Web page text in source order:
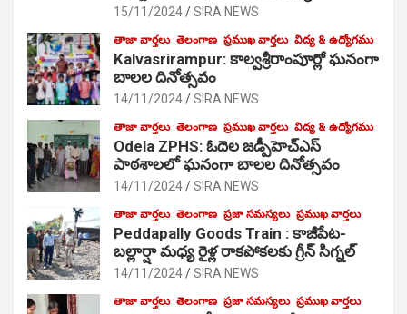
15/11/2024 SIRA NEWS
తాజా వార్తలు తెలంగాణ ప్రముఖ వార్తలు విద్య & ఉద్యోగము
Kalvasrirampur: కాల్వశ్రీరాంపూర్లో ఘనంగా
బాలల దినోత్సవం
14/11/2024 SIRA NEWS
తాజా వార్తలు తెలంగాణ ప్రముఖ వార్తలు విద్య & ఉద్యోగము
Odela ZPHS: ఓదెల జ‌డ్పీహెచ్ఎస్
పాఠ‌శాల‌లో ఘనంగా బాలల దినోత్సవం
14/11/2024 SIRA NEWS
తాజా వార్తలు తెలంగాణ ప్రజా సమస్యలు ప్రముఖ వార్తలు
Peddapally Goods Train : కాజీపేట-
బల్లార్షా మధ్య రైళ్ల రాకపోకలకు గ్రీన్ సిగ్నల్
14/11/2024 SIRA NEWS
తాజా వార్తలు తెలంగాణ ప్రజా సమస్యలు ప్రముఖ వార్తలు